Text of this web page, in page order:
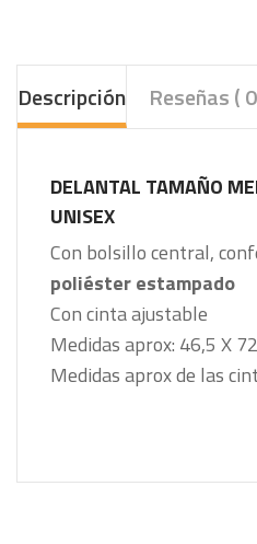
Descripción Reseñas (
DELANTAL TAMAÑO
UNISEX
Con bolsillo central,
poliéster estampado
Con cinta ajustable
Medidas aprox: 46,5 X
Medidas aprox de las